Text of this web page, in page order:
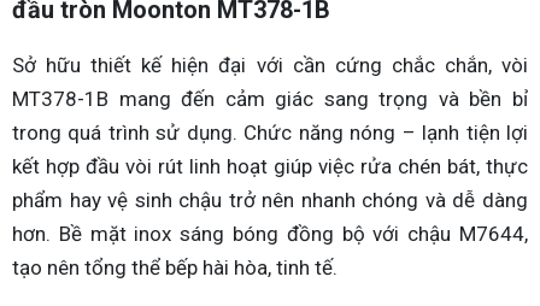
đầu tròn Moonton MT378-1B
Sở hữu thiết kế hiện đại với cần cứng chắc chắn, vòi
MT378-1B mang đến cảm giác sang trọng và bền bỉ
trong quá trình sử dụng. Chức năng nóng – lạnh tiện lợi
kết hợp đầu vòi rút linh hoạt giúp việc rửa chén bát, thực
phẩm hay vệ sinh chậu trở nên nhanh chóng và dễ dàng
hơn. Bề mặt inox sáng bóng đồng bộ với chậu M7644,
tạo nên tổng thể bếp hài hòa, tinh tế.